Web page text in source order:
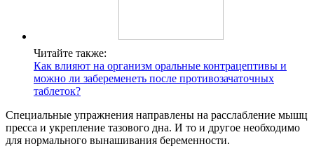
Читайте также:
Как влияют на организм оральные контрацептивы и
можно ли забеременеть после противозачаточных
таблеток?
Специальные упражнения направлены на расслабление мышц
пресса и укрепление тазового дна. И то и другое необходимо
для нормального вынашивания беременности.